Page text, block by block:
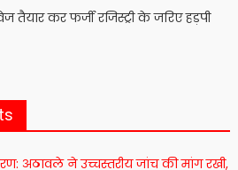
तैयार कर फर्जी रजिस्ट्री के जरिए हड़पी
अठावले ने उच्चस्तरीय जांच की मांग रखी,